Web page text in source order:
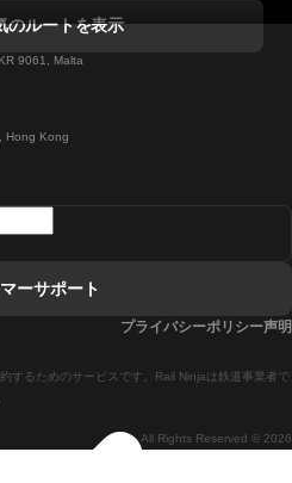
ルウェイまでの列車
ポリまでの列車
セビリアまでの列車
アリカンテまでの列車
のルートを表示
9061, Malta
Hong Kong
All Rights Reserved © 2026
するためのサービスです。Rail Ninjaは鉄道事業者で
ーサポート
プライバシーポリシー声明